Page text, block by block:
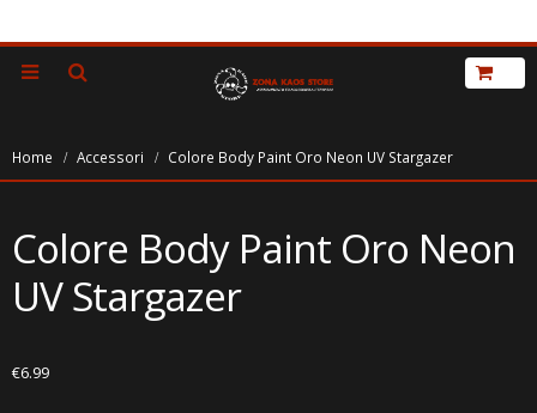
Home Accessori Colore Body Paint Oro Neon UV Stargazer
Colore Body Paint Oro Neon
UV Stargazer
€6.99